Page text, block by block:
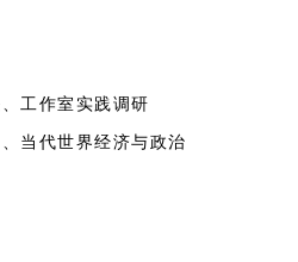
工作室实践调研
当代世界经济与政治